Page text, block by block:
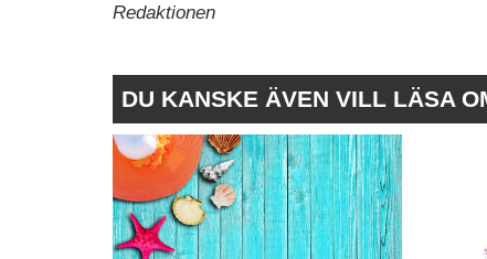
Redaktionen
DU KANSKE ÄVEN VILL LÄSA